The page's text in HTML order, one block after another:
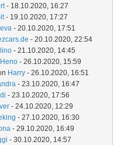
- 18.10.2020, 16:27
- 19.10.2020, 17:27
eva - 20.10.2020, 17:51
- 20.10.2020, 22:54
lino - 21.10.2020, 14:45
Heno - 26.10.2020, 15:59
Harry - 26.10.2020, 16:51
- 23.10.2020, 16:47
- 23.10.2020, 17:56
- 24.10.2020, 12:29
- 27.10.2020, 16:30
- 29.10.2020, 16:49
- 30.10.2020, 14:57